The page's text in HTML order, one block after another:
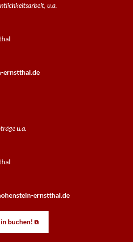
u.a.
ernstthal.de
u.a.
ernstthal.de
buchen!